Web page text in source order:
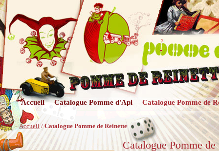
Accueil Catalogue Pomme d'Api Catalogue Pomme de
Accueil /Catalogue Pomme de Reinette
Catalogue Pomme de